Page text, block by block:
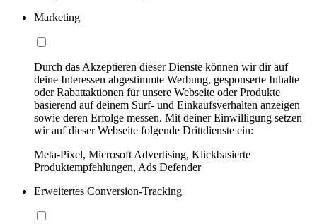
Marketing
Durch das Akzeptieren dieser Dienste können wir dir auf
deine Interessen abgestimmte Werbung, gesponserte Inhalte
oder Rabattaktionen für unsere Webseite oder Produkte
basierend auf deinem Surf- und Einkaufsverhalten anzeigen
sowie deren Erfolge messen. Mit deiner Einwilligung setzen
wir auf dieser Webseite folgende Drittdienste ein:
Meta-Pixel, Microsoft Advertising, Klickbasierte
Produktempfehlungen, Ads Defender
Erweitertes Conversion-Tracking